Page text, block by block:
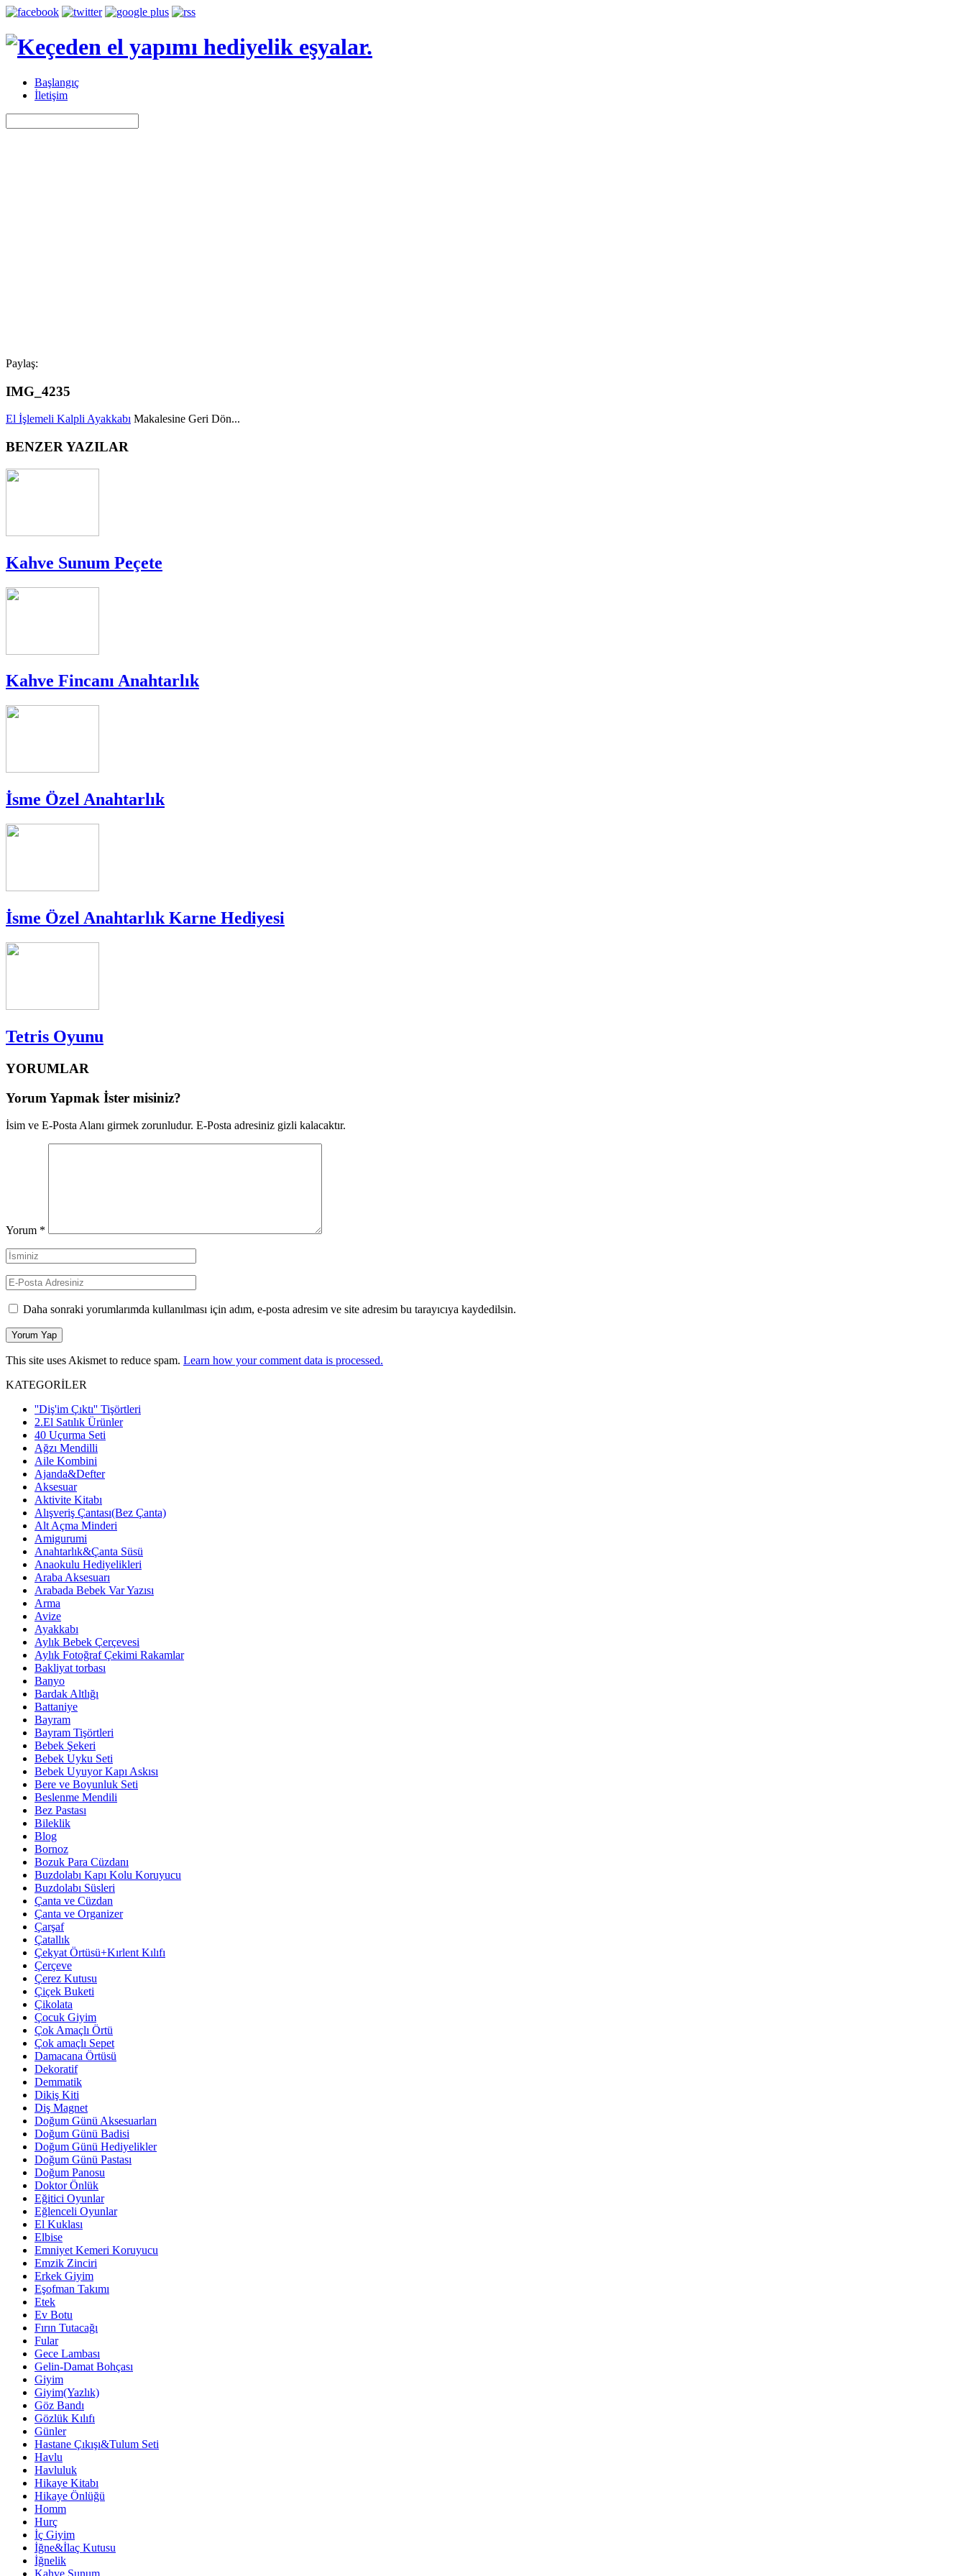
Başlangıç
İletişim
Paylaş:
IMG_4235
El İşlemeli Kalpli Ayakkabı Makalesine Geri Dön...
BENZER YAZILAR
Kahve Sunum Peçete
Kahve Fincanı Anahtarlık
İsme Özel Anahtarlık
İsme Özel Anahtarlık Karne Hediyesi
Tetris Oyunu
YORUMLAR
Yorum Yapmak İster misiniz?
İsim ve E-Posta Alanı girmek zorunludur. E-Posta adresiniz gizli kalacaktır.
Yorum *
Daha sonraki yorumlarımda kullanılması için adım, e-posta adresim ve site adresim bu tarayıcıya kaydedilsin.
This site uses Akismet to reduce spam. Learn how your comment data is processed.
KATEGORİLER
''Diş'im Çıktı'' Tişörtleri
2.El Satılık Ürünler
40 Uçurma Seti
Ağzı Mendilli
Aile Kombini
Ajanda&Defter
Aksesuar
Aktivite Kitabı
Alışveriş Çantası(Bez Çanta)
Alt Açma Minderi
Amigurumi
Anahtarlık&Çanta Süsü
Anaokulu Hediyelikleri
Araba Aksesuarı
Arabada Bebek Var Yazısı
Arma
Avize
Ayakkabı
Aylık Bebek Çerçevesi
Aylık Fotoğraf Çekimi Rakamlar
Bakliyat torbası
Banyo
Bardak Altlığı
Battaniye
Bayram
Bayram Tişörtleri
Bebek Şekeri
Bebek Uyku Seti
Bebek Uyuyor Kapı Askısı
Bere ve Boyunluk Seti
Beslenme Mendili
Bez Pastası
Bileklik
Blog
Bornoz
Bozuk Para Cüzdanı
Buzdolabı Kapı Kolu Koruyucu
Buzdolabı Süsleri
Çanta ve Cüzdan
Çanta ve Organizer
Çarşaf
Çatallık
Çekyat Örtüsü+Kırlent Kılıfı
Çerçeve
Çerez Kutusu
Çiçek Buketi
Çikolata
Çocuk Giyim
Çok Amaçlı Örtü
Çok amaçlı Sepet
Damacana Örtüsü
Dekoratif
Demmatik
Dikiş Kiti
Diş Magnet
Doğum Günü Aksesuarları
Doğum Günü Badisi
Doğum Günü Hediyelikler
Doğum Günü Pastası
Doğum Panosu
Doktor Önlük
Eğitici Oyunlar
Eğlenceli Oyunlar
El Kuklası
Elbise
Emniyet Kemeri Koruyucu
Emzik Zinciri
Erkek Giyim
Eşofman Takımı
Etek
Ev Botu
Fırın Tutacağı
Fular
Gece Lambası
Gelin-Damat Bohçası
Giyim
Giyim(Yazlık)
Göz Bandı
Gözlük Kılıfı
Günler
Hastane Çıkışı&Tulum Seti
Havlu
Havluluk
Hikaye Kitabı
Hikaye Önlüğü
Homm
Hurç
İç Giyim
İğne&İlaç Kutusu
İğnelik